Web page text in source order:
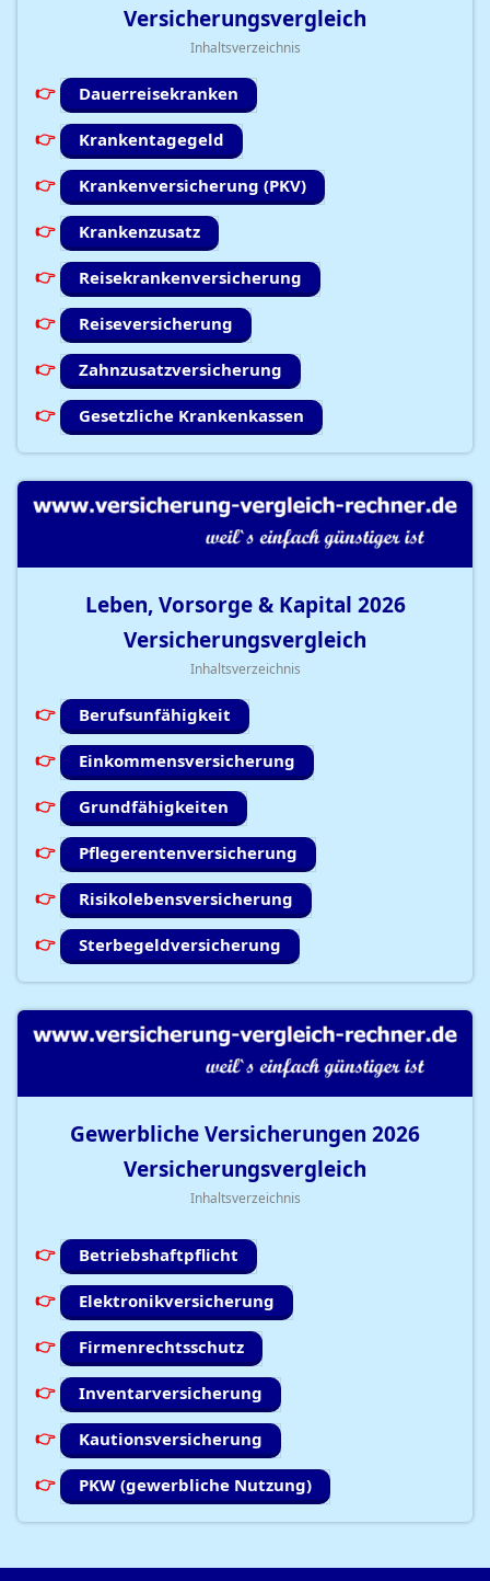
Versicherungsvergleich
Inhaltsverzeichnis
Dauerreisekranken
Krankentagegeld
Krankenversicherung (PKV)
Krankenzusatz
Reisekrankenversicherung
Reiseversicherung
Zahnzusatzversicherung
Gesetzliche Krankenkassen
Leben, Vorsorge & Kapital 2026
Versicherungsvergleich
Inhaltsverzeichnis
Berufsunfähigkeit
Einkommensversicherung
Grundfähigkeiten
Pflegerentenversicherung
Risikolebensversicherung
Sterbegeldversicherung
Gewerbliche Versicherungen 2026
Versicherungsvergleich
Inhaltsverzeichnis
Betriebshaftpflicht
Elektronikversicherung
Firmenrechtsschutz
Inventarversicherung
Kautionsversicherung
PKW (gewerbliche Nutzung)